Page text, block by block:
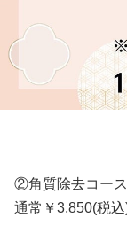
②角質除去コース
通常￥3,850(税